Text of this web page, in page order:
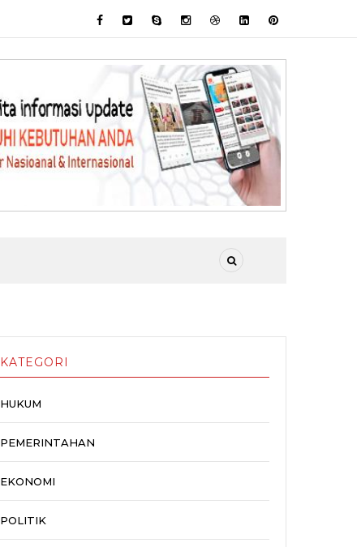
KATEGORI
HUKUM
PEMERINTAHAN
EKONOMI
POLITIK